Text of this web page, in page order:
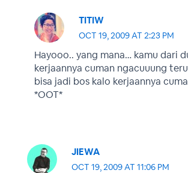
TITIW
OCT 19, 2009 AT 2:23 PM
Hayooo.. yang mana… kamu dari
kerjaannya cuman ngacuuung
bisa jadi bos kalo kerjaannya
*OOT*
JIEWA
OCT 19, 2009 AT 11:06 PM